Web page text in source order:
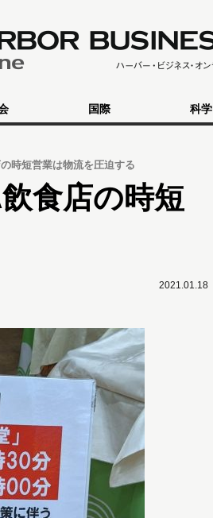
国際 科学
時短営業は物流を圧迫する
食店の時短
2021.01.18